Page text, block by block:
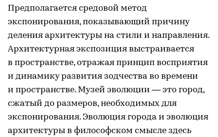
Предполагается средовой метод
экспонирования, показывающий причину
деления архитектуры на стили и направления.
Архитектурная экспозиция выстраивается
в пространстве, отражая принцип восприятия
и динамику развития зодчества во времени
и пространстве. Музей эволюции — это город,
сжатый до размеров, необходимых для
экспонирования. Эволюция города и эволюция
архитектуры в философском смысле здесь